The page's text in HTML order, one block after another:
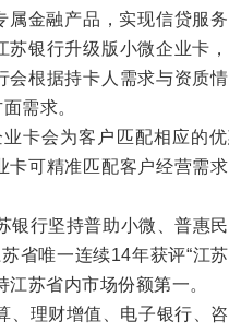
属金融产品，实现信贷服
苏银行升级版小微企业卡
根据持卡人需求与资质情
需求。
卡会为客户匹配相应的优
卡可精准匹配客户经营需
行坚持普助小微、普惠民
省唯一连续14年获评“江
苏省内市场份额第一。
理财增值、电子银行、